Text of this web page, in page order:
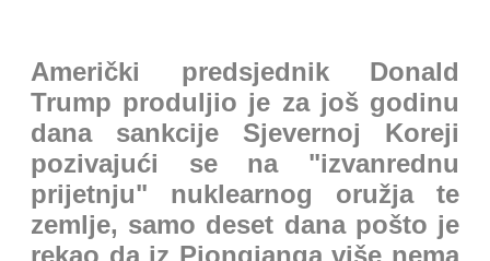
Američki predsjednik Donald
Trump produljio je za još godinu
dana sankcije Sjevernoj Koreji
pozivajući se na "izvanrednu
prijetnju" nuklearnog oružja te
zemlje, samo deset dana pošto je
rekao da iz Pjongjanga više nema